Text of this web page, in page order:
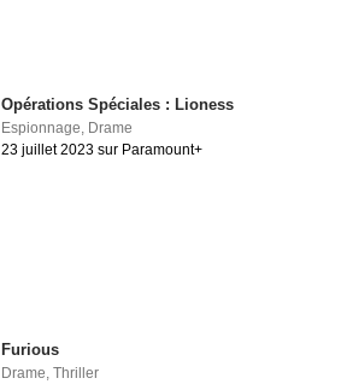
Opérations Spéciales : Lioness
Espionnage, Drame
23 juillet 2023 sur Paramount+
Furious
Drame,Thriller